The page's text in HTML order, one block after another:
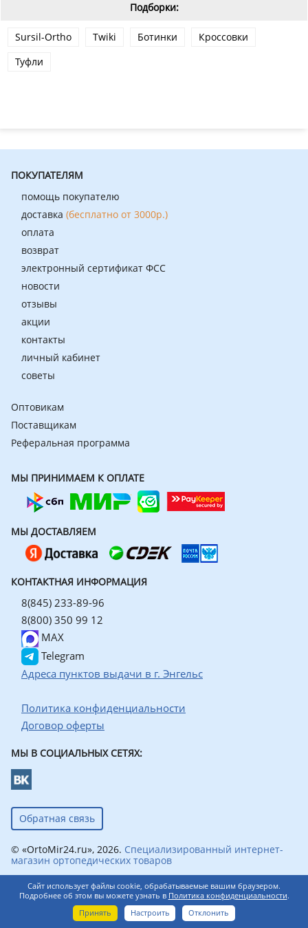
Подборки:
Sursil-Ortho Twiki Ботинки
Кроссовки
Туфли
ПОКУПАТЕЛЯМ
помощь покупателю
доставка (бесплатно от 3000р.)
оплата
возврат
электронный сертификат ФСС
новости
отзывы
акции
контакты
личный кабинет
советы
Оптовикам
Поставщикам
Реферальная программа
МЫ ПРИНИМАЕМ К ОПЛАТЕ
МЫ ДОСТАВЛЯЕМ
КОНТАКТНАЯ ИНФОРМАЦИЯ
8(845) 233-89-96
8(800) 350 99 12
MAX
Telegram
Адреса пунктов выдачи в г. Энгельс
Политика конфиденциальности
Договор оферты
МЫ В СОЦИАЛЬНЫХ СЕТЯХ:
Обратная связь
© «OrtoMir24.ru», 2026. Специализированный интернет-
магазин ортопедических товаров
Сайт использует файлы cookie, обрабатываемые вашим браузером.
Подробнее об этом вы можете узнать в Политика конфиденциальности.
Принять
Настроить Отклонить
Каталог
0
Корзина